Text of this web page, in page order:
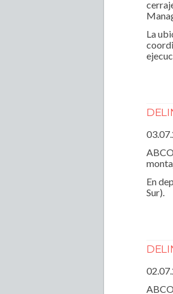
La
En
Sur).